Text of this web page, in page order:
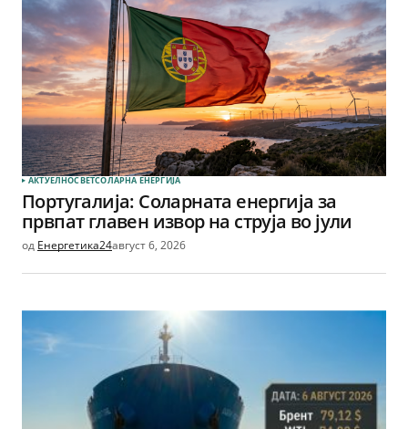
АКТУЕЛНОСВЕТСОЛАРНА EНЕРГИЈА
Португалија: Соларната енергија за
првпат главен извор на струја во јули
од Енергетика24август 6, 2026